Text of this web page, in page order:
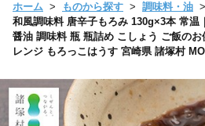
ホーム ものから探す 調味料・油
和風調味料 唐辛子もろみ 130g×3本 常温
醤油 調味料 瓶 瓶詰め こしょう ご飯の
レンジ もろっこはうす 宮崎県 諸塚村